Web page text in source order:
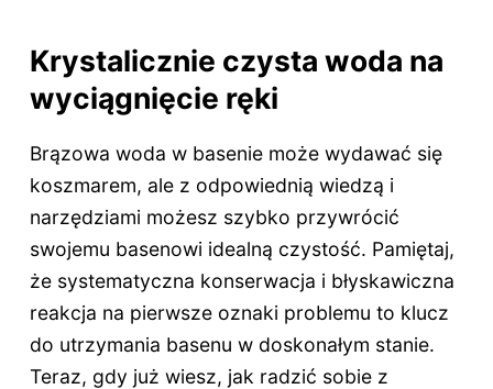
Krystalicznie czysta woda na
wyciągnięcie ręki
Brązowa woda w basenie może wydawać się
koszmarem, ale z odpowiednią wiedzą i
narzędziami możesz szybko przywrócić
swojemu basenowi idealną czystość. Pamiętaj,
że systematyczna konserwacja i błyskawiczna
reakcja na pierwsze oznaki problemu to klucz
do utrzymania basenu w doskonałym stanie.
Teraz, gdy już wiesz, jak radzić sobie z